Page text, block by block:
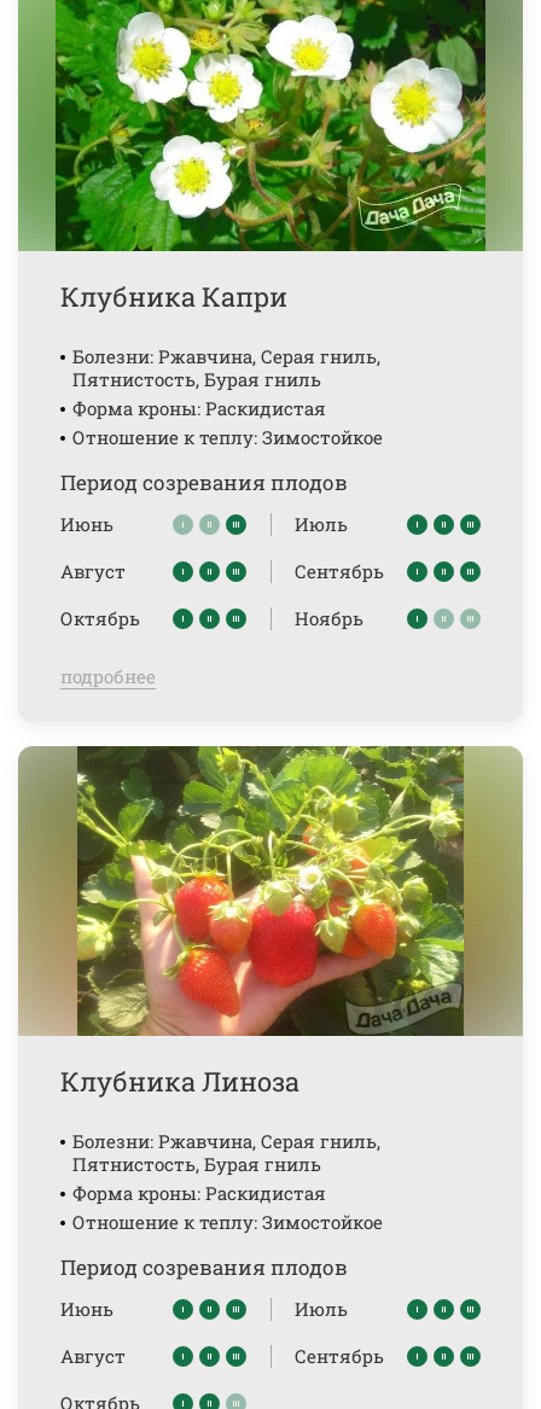
Клубника Капри
Болезни: Ржавчина, Серая гниль,
Пятнистость, Бурая гниль
Форма кроны: Раскидистая
Отношение к теплу: Зимостойкое
Период созревания плодов
Июнь
Июль
Август
Сентябрь
Октябрь
Ноябрь
подробнее
Клубника Линоза
Болезни: Ржавчина, Серая гниль,
Пятнистость, Бурая гниль
Форма кроны: Раскидистая
Отношение к теплу: Зимостойкое
Период созревания плодов
Июнь
Июль
Август
Сентябрь
Октябрь